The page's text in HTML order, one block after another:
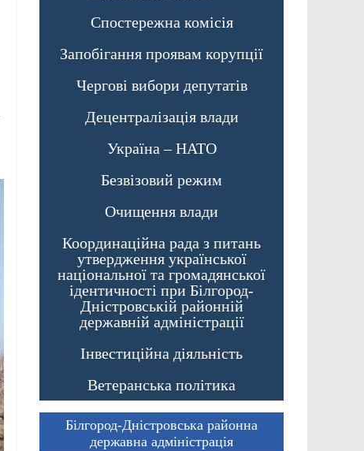
Спостережна комісія
Запобігання проявам корупції
Чергові вибори депутатів
Децентралізація влади
Україна – НАТО
Безвізовий режим
Очищення влади
Координаційна рада з питань
утвердження української
національної та громадянської
ідентичності при Білгород-
Дністровській районній
державній адміністрації
Інвестиційна діяльність
Ветеранська політика
Білгород-Дністровська районна
державна адміністрація